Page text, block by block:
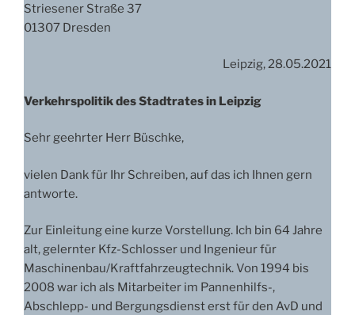
Striesener Straße 37
01307 Dresden
Leipzig, 28.05.2021
Verkehrspolitik des Stadtrates in Leipzig
Sehr geehrter Herr Büschke,
vielen Dank für Ihr Schreiben, auf das ich Ihnen gern
antworte.
Zur Einleitung eine kurze Vorstellung. Ich bin 64 Jahre
alt, gelernter Kfz-Schlosser und Ingenieur für
Maschinenbau/Kraftfahrzeugtechnik. Von 1994 bis
2008 war ich als Mitarbeiter im Pannenhilfs-,
Abschlepp- und Bergungsdienst erst für den AvD und